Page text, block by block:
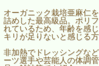
オーガニック栽培亜麻仁
詰めした最高級品。ポリ
れているため、年齢を感
キリが足りないと感じる
非加熱でドレッシングな
ーツ選手や芸能人の体調